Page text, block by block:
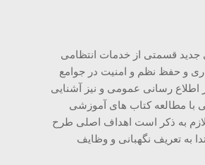
جدید قسمتی از خدمات انتظامی
و حفظ نظم و امنیت در جوامع
رسانی عمومی و نیز آشنایی
با مطالعه کتاب های آموزشی
به ذکر است اهداف اصلی طرح
به تعریف نگهبانی و وظایف